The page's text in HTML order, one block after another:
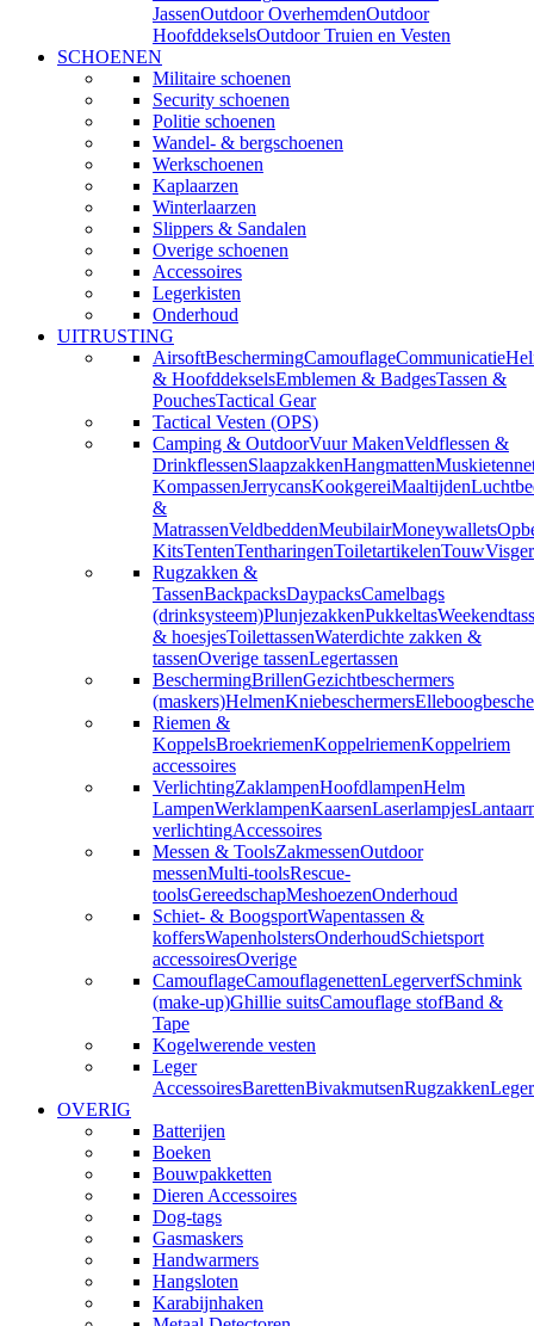
JassenOutdoor OverhemdenOutdoor
HoofddekselsOutdoor Truien en Vesten
SCHOENEN
Militaire schoenen
Security schoenen
Politie schoenen
Wandel- & bergschoenen
Werkschoenen
Kaplaarzen
Winterlaarzen
Slippers & Sandalen
Overige schoenen
Accessoires
Legerkisten
Onderhoud
UITRUSTING
AirsoftBeschermingCamouflageCommunicatie
& HoofddekselsEmblemen & BadgesTassen &
PouchesTactical Gear
Tactical Vesten (OPS)
Camping & OutdoorVuur MakenVeldflessen &
DrinkflessenSlaapzakkenHangmatten
KompassenJerrycansKookgereiMaaltijden
&
MatrassenVeldbeddenMeubilairMoneywallets
KitsTentenTentharingenToiletartikelenTouw
Rugzakken &
TassenBackpacksDaypacksCamelbags
(drinksysteem)PlunjezakkenPukkeltas
& hoesjesToilettassenWaterdichte zakken &
tassenOverige tassenLegertassen
BeschermingBrillenGezichtbeschermers
(maskers)HelmenKniebeschermers
Riemen &
KoppelsBroekriemenKoppelriemenKoppelriem
accessoires
VerlichtingZaklampenHoofdlampenHelm
LampenWerklampenKaarsenLaserlampjes
verlichtingAccessoires
Messen & ToolsZakmessenOutdoor
messenMulti-toolsRescue-
toolsGereedschapMeshoezenOnderhoud
Schiet- & BoogsportWapentassen &
koffersWapenholstersOnderhoudSchietsport
accessoiresOverige
CamouflageCamouflagenettenLegerverfSchmink
(make-up)Ghillie suitsCamouflage stofBand &
Tape
Kogelwerende vesten
Leger
AccessoiresBarettenBivakmutsenRugzakken
OVERIG
Batterijen
Boeken
Bouwpakketten
Dieren Accessoires
Dog-tags
Gasmaskers
Handwarmers
Hangsloten
Karabijnhaken